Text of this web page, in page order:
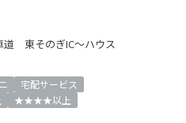
道 東そのぎIC～ハウス
宅配サービス
★★★★以上